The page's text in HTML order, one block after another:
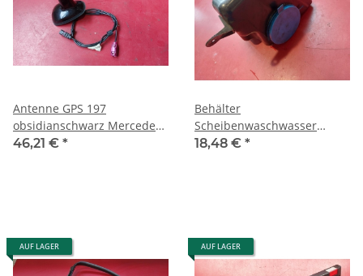
Antenne GPS 197
obsidianschwarz Mercedes
W221 2218203175
46,21 € *
Behälter
Scheibenwaschwasser
Mercedes W221
18,48 € *
AUF LAGER AUF LAGER